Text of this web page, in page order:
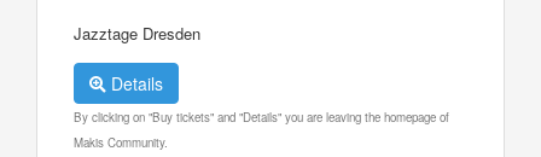
Jazztage Dresden
Details
By clicking on "Buy tickets" and "Details" you are leaving the homepage of
Makis Community.